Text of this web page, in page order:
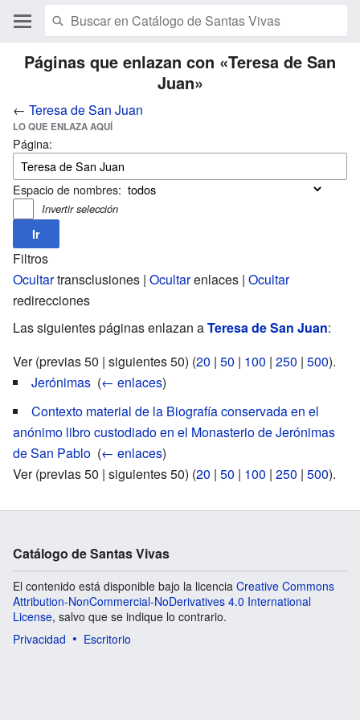
Páginas que enlazan con «Teresa de San
Juan»
← Teresa de San Juan
LO QUE ENLAZA AQUÍ
Página:
Espacio de nombres:
Invertir selección
Filtros
Ocultartransclusiones | Ocultarenlaces | Ocultar
redirecciones
Las siguientes páginas enlazan aTeresa de San Juan:
Ver (previas 50 | siguientes 50) (20 | 50 | 100 | 250 | 500).
Jerónimas (← enlaces)
Contexto material de la Biografía conservada en el
anónimo libro custodiado en el Monasterio de Jerónimas
de San Pablo (← enlaces)
Ver (previas 50 | siguientes 50) (20 | 50 | 100 | 250 | 500).
Catálogo de Santas Vivas
El contenido está disponible bajo la licencia Creative Commons
Attribution-NonCommercial-NoDerivatives 4.0 International
License, salvo que se indique lo contrario.
Privacidad
Escritorio